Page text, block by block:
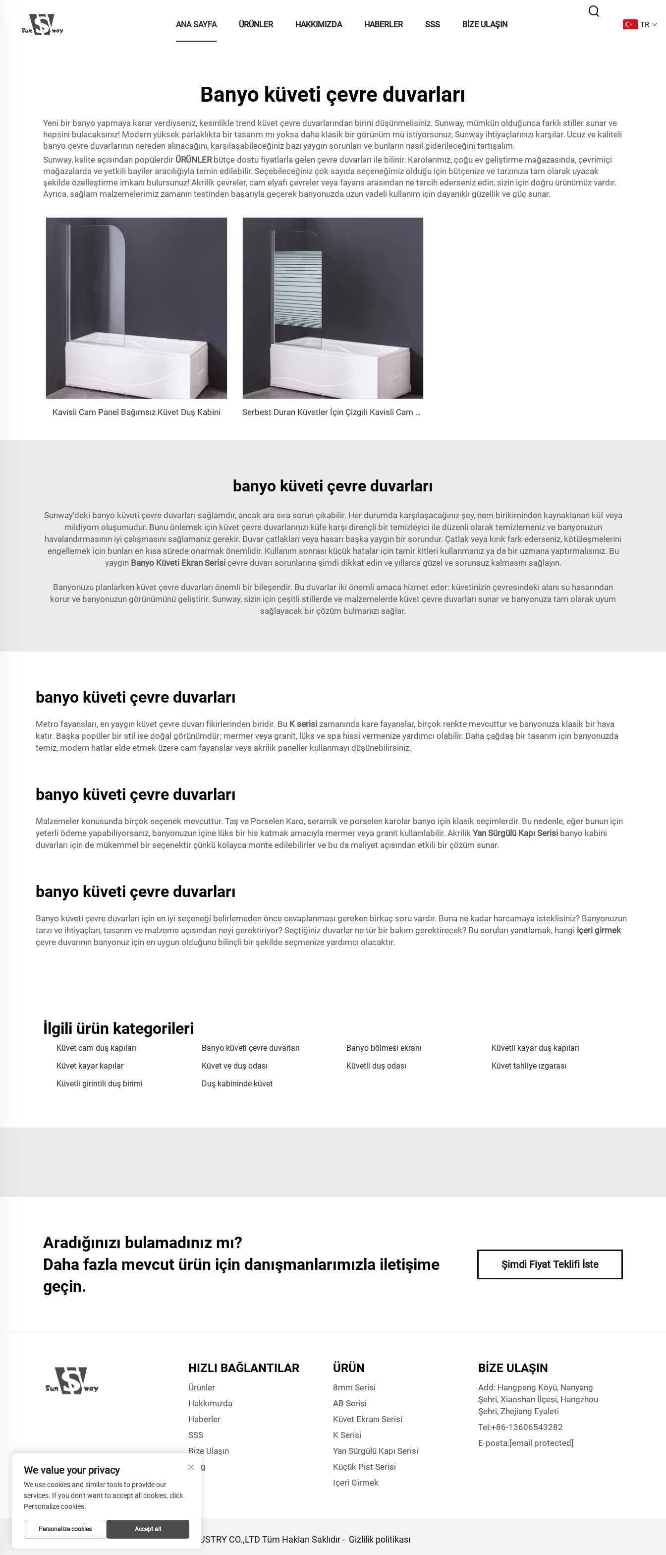
ANA SAYFA ÜRÜNLER HAKKIMIZDA HABERLER SSS BIZE ULAŞIN TR
Banyo küveti çevre duvarları
Yeni bir banyo yapmaya karar verdiyseniz, kesinlikle trend küvet çevre duvarlarından birini düşünmelisiniz. Sunway, mümkün olduğunca farklı stiller sunar ve
hepsini bulacaksınız! Modern yüksek parlaklıkta bir tasarım mı yoksa daha klasik bir görünüm mü istiyorsunuz, Sunway ihtiyaçlarınızı karşılar. Ucuz ve kaliteli
banyo çevre duvarlarının nereden alınacağını, karşılaşabileceğiniz bazı yaygın sorunları ve bunların nasıl giderileceğini tartışalım.
Sunway, kalite açısından popülerdir ÜRÜNLER bütçe dostu fiyatlarla gelen çevre duvarları ile bilinir. Karolarımız, çoğu ev geliştirme mağazasında, çevrimiçi
mağazalarda ve yetkili bayiler aracılığıyla temin edilebilir. Seçebileceğiniz çok sayıda seçeneğimiz olduğu için bütçenize ve tarzınıza tam olarak uyacak
şekilde özelleştirme imkanı bulursunuz! Akrilik çevreler, cam elyafı çevreler veya fayans arasından ne tercih ederseniz edin, sizin için doğru ürünümüz vardır.
Ayrıca, sağlam malzemelerimiz zamanın testinden başarıyla geçerek banyonuzda uzun vadeli kullanım için dayanıklı güzellik ve güç sunar.
Kavisli Cam Panel Bağımsız Küvet Duş Kabini Serbest Duran Küvetler İçin Çizgili Kavisli Cam Bölücü
banyo küveti çevre duvarları
Sunway'deki banyo küveti çevre duvarları sağlamdır, ancak ara sıra sorun çıkabilir. Her durumda karşılaşacağınız şey, nem birikiminden kaynaklanan küf veya
mildiyom oluşumudur. Bunu önlemek için küvet çevre duvarlarınızı küfe karşı dirençli bir temizleyici ile düzenli olarak temizlemeniz ve banyonuzun
havalandırmasının iyi çalışmasını sağlamanız gerekir. Duvar çatlakları veya hasarı başka yaygın bir sorundur. Çatlak veya kırık fark ederseniz, kötüleşmelerini
engellemek için bunları en kısa sürede onarmak önemlidir. Kullanım sonrası küçük hatalar için tamir kitleri kullanmanız ya da bir uzmana yaptırmalısınız. Bu
yaygın Banyo Küveti Ekran Serisi çevre duvarı sorunlarına şimdi dikkat edin ve yıllarca güzel ve sorunsuz kalmasını sağlayın.
Banyonuzu planlarken küvet çevre duvarları önemli bir bileşendir. Bu duvarlar iki önemli amaca hizmet eder: küvetinizin çevresindeki alanı su hasarından
korur ve banyonuzun görünümünü geliştirir. Sunway, sizin için çeşitli stillerde ve malzemelerde küvet çevre duvarları sunar ve banyonuza tam olarak uyum
sağlayacak bir çözüm bulmanızı sağlar.
banyo küveti çevre duvarları
Metro fayansları, en yaygın küvet çevre duvarı fikirlerinden biridir. Bu K serisi zamanında kare fayanslar, birçok renkte mevcuttur ve banyonuza klasik bir hava
katır. Başka popüler bir stil ise doğal görünümdür; mermer veya granit, lüks ve spa hissi vermenize yardımcı olabilir. Daha çağdaş bir tasarım için banyonuzda
temiz, modern hatlar elde etmek üzere cam fayanslar veya akrilik paneller kullanmayı düşünebilirsiniz.
banyo küveti çevre duvarları
Malzemeler konusunda birçok seçenek mevcuttur. Taş ve Porselen Karo, seramik ve porselen karolar banyo için klasik seçimlerdir. Bu nedenle, eğer bunun için
yeterli ödeme yapabiliyorsanız, banyonuzun içine lüks bir his katmak amacıyla mermer veya granit kullanılabilir. Akrilik Yan Sürgülü Kapı Serisi banyo kabini
duvarları için de mükemmel bir seçenektir çünkü kolayca monte edilebilirler ve bu da maliyet açısından etkili bir çözüm sunar.
banyo küveti çevre duvarları
Banyo küveti çevre duvarları için en iyi seçeneği belirlemeden önce cevaplanması gereken birkaç soru vardır. Buna ne kadar harcamaya isteklisiniz? Banyonuzun
tarzı ve ihtiyaçları, tasarım ve malzeme açısından neyi gerektiriyor? Seçtiğiniz duvarlar ne tür bir bakım gerektirecek? Bu soruları yanıtlamak, hangi içeri girmek
çevre duvarının banyonuz için en uygun olduğunu bilinçli bir şekilde seçmenize yardımcı olacaktır.
İlgili ürün kategorileri
Küvet cam duş kapıları Banyo küveti çevre duvarları Banyo bölmesi ekranı
Küvetli kayar duş kapıları
Küvet kayar kapılar
Küvet ve duş odası Küvetli duş odası
Küvet tahliye ızgarası
Küvetli girintili duş birimi
Duş kabininde küvet
Aradığınızı bulamadınız mı?
Daha fazla mevcut ürün için danışmanlarımızla iletişime
geçin.
Şimdi Fiyat Teklifi İste
HIZLI BAĞLANTILAR
Ürünler
Hakkımızda
Haberler
SSS
Bize Ulaşın
Blog
ÜRÜN
8mm Serisi
AB Serisi
Küvet Ekranı Serisi
K Serisi
Yan Sürgülü Kapı Serisi
Küçük Pist Serisi
Içeri Girmek
BIZE ULAŞIN
Add: Hangpeng Köyü, Nanyang
Şehri, Xiaoshan İlçesi, Hangzhou
Şehri, Zhejiang Eyaleti
Tel:+86-13606543282
E-posta:[email protected]
Telif Hakkı © HANGZHOU SUNWAY INDUSTRY CO.,LTD Tüm Hakları Saklıdır - Gizlilik politikası
We value your privacy
We use cookies and similar tools to provide our
services. If you don't want to accept all cookies, click
Personalize cookies.
Personalize cookies Accept all